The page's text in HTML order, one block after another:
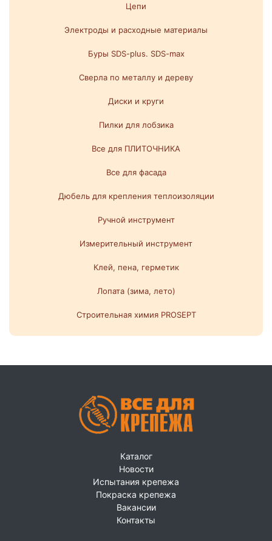
Цепи
Электроды и расходные материалы
Буры SDS-plus. SDS-max
Сверла по металлу и дереву
Диски и круги
Пилки для лобзика
Все для ПЛИТОЧНИКА
Все для фасада
Дюбель для крепления теплоизоляции
Ручной инструмент
Измерительный инструмент
Клей, пена, герметик
Лопата (зима, лето)
Строительная химия PROSEPT
Каталог
Новости
Испытания крепежа
Покраска крепежа
Вакансии
Контакты